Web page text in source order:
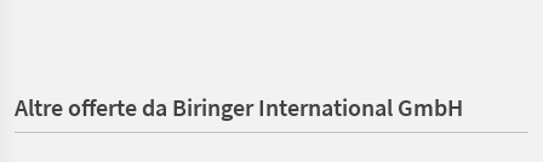
Altre offerte da Biringer International GmbH